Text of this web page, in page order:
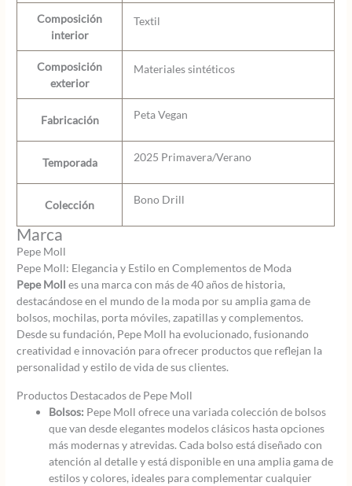
Composición
interior
Textil
Composición
exterior
Materiales sintéticos
Fabricación Peta Vegan
Temporada 2025 Primavera/Verano
Colección Bono Drill
Marca
Pepe Moll
Pepe Moll: Elegancia y Estilo en Complementos de Moda
Pepe Moll es una marca con más de 40 años de historia,
destacándose en el mundo de la moda por su amplia gama de
bolsos, mochilas, porta móviles, zapatillas y complementos.
Desde su fundación, Pepe Moll ha evolucionado, fusionando
creatividad e innovación para ofrecer productos que reflejan la
personalidad y estilo de vida de sus clientes.
Productos Destacados de Pepe Moll
Bolsos: Pepe Moll ofrece una variada colección de bolsos
que van desde elegantes modelos clásicos hasta opciones
más modernas y atrevidas. Cada bolso está diseñado con
atención al detalle y está disponible en una amplia gama de
estilos y colores, ideales para complementar cualquier